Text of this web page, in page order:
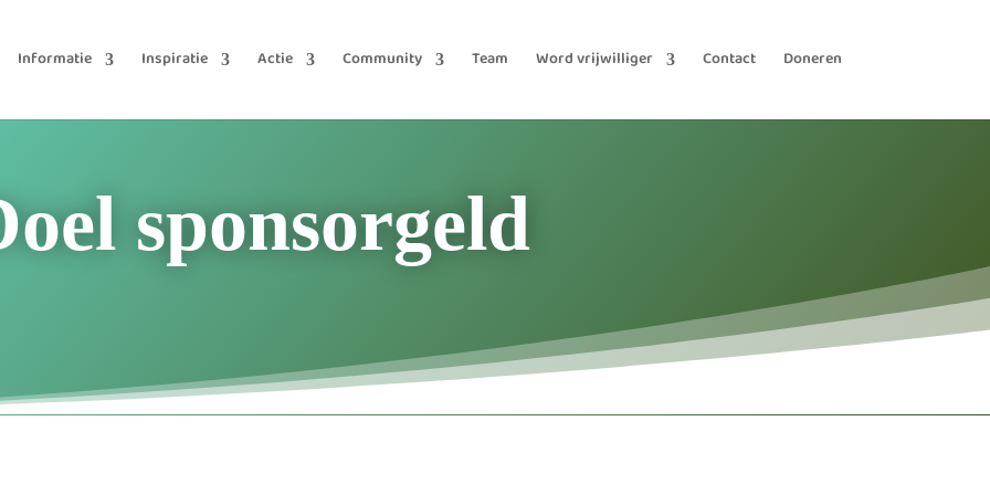
Informatie Inspiratie Actie Community Team Word vrijwilliger Contact Doneren
sponsorgeld